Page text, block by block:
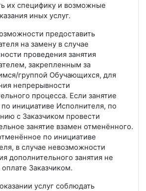
их специфику и возможные
иных услуг.
предоставить
на замену в случае
проведения занятия
закрепленным за
группой Обучающихся, для
непрерывности
процесса. Если занятие
инициативе Исполнителя, по
с Заказчиком провести
занятие взамен отменённого.
по инициативе
в случае невозможности
дополнительного занятия не
Заказчиком.
услуг соблюдать